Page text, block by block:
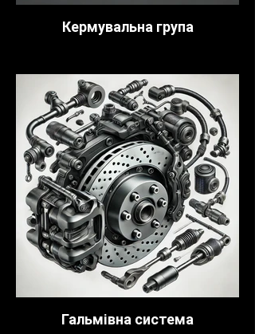
Кермувальна група
Гальмівна система